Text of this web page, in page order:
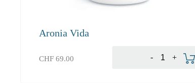
Aronia Vida
CHF 69.00 +
-
Produkt bestellen